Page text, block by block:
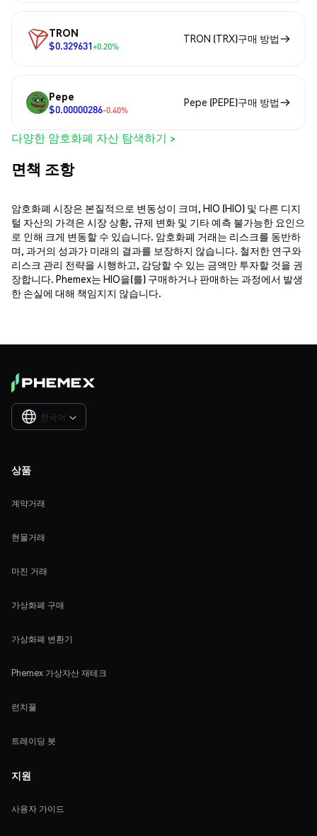
TRON
$0.329631+0.20%
TRON (TRX)구매 방법
Pepe
$0.00000286-0.40%
Pepe (PEPE)구매 방법
다양한 암호화폐 자산 탐색하기 >
면책 조항
암호화폐 시장은 본질적으로 변동성이 크며, HIO (HIO) 및 다른 디지
털 자산의 가격은 시장 상황, 규제 변화 및 기타 예측 불가능한 요인으
로 인해 크게 변동할 수 있습니다. 암호화폐 거래는 리스크를 동반하
며, 과거의 성과가 미래의 결과를 보장하지 않습니다. 철저한 연구와
리스크 관리 전략을 시행하고, 감당할 수 있는 금액만 투자할 것을 권
장합니다. Phemex는 HIO을(를) 구매하거나 판매하는 과정에서 발생
한 손실에 대해 책임지지 않습니다.
한국어 
상품
계약거래
현물거래
마진 거래
가상화폐 구매
가상화폐 변환기
Phemex 가상자산 재테크
런치풀
트레이딩 봇
지원
사용자 가이드